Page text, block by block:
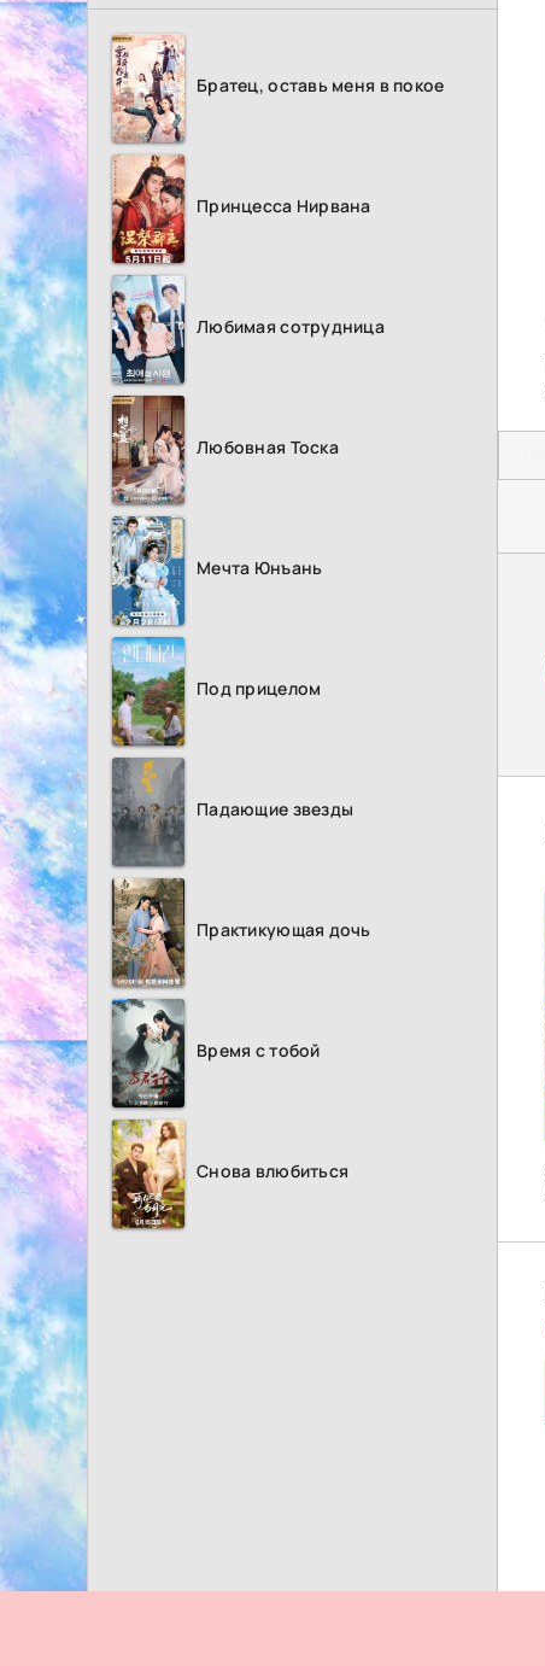
Братец, оставь меня в покое
Принцесса Нирвана
Любимая сотрудница
Любовная Тоска
Мечта Юнъань
Под прицелом
Падающие звезды
Практикующая дочь
Время с тобой
Снова влюбиться